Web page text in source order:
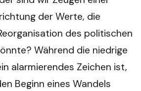
der Werte, die
des politischen
Während die niedrige
alarmierendes Zeichen ist,
Beginn eines Wandels